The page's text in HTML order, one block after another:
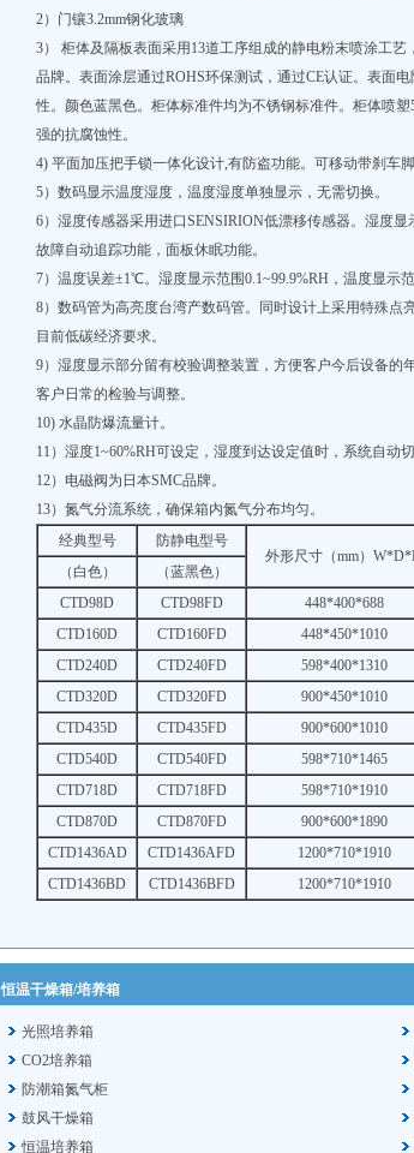
2）门镶3.2mm钢化玻璃
3） 柜体及隔板表面采用13道工序组成的静电粉末喷涂工
品牌。表面涂层通过ROHS环保测试，通过CE认证。表面
性。颜色蓝黑色。柜体标准件均为不锈钢标准件。柜体喷
强的抗腐蚀性。
4) 平面加压把手锁一体化设计,有防盗功能。可移动带刹车
5）数码显示温度湿度，温度湿度单独显示，无需切换。
6）湿度传感器采用进口SENSIRION低漂移传感器。湿度
故障自动追踪功能，面板休眠功能。
7）温度误差±1℃。湿度显示范围0.1~99.9%RH，温度显示
8）数码管为高亮度台湾产数码管。同时设计上采用特殊点
目前低碳经济要求。
9）湿度显示部分留有校验调整装置，方便客户今后设备的
客户日常的检验与调整。
10) 水晶防爆流量计。
11）湿度1~60%RH可设定，湿度到达设定值时，系统自动
12）电磁阀为日本SMC品牌。
13）氮气分流系统，确保箱内氮气分布均匀。
经典型号
防静电型号
外形尺寸（mm）
（白色）
（蓝黑色）
CTD98D
CTD98FD 448*400*688
CTD160D
CTD160FD 448*450*1010
CTD240D
CTD240FD 598*400*1310
CTD320D
CTD320FD 900*450*1010
CTD435D
CTD435FD 900*600*1010
CTD540D
CTD540FD 598*710*1465
CTD718D
CTD718FD 598*710*1910
CTD870D
CTD870FD 900*600*1890
CTD1436AD
CTD1436AFD 1200*710*1910
CTD1436BD
CTD1436BFD 1200*710*1910
恒温干燥箱/培养箱
光照培养箱
CO2培养箱
防潮箱氮气柜
鼓风干燥箱
恒温培养箱